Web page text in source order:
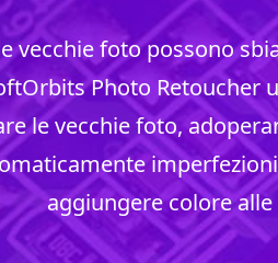
vecchie foto possono
Photo Retoucher
le vecchie foto,
aggiungere colore